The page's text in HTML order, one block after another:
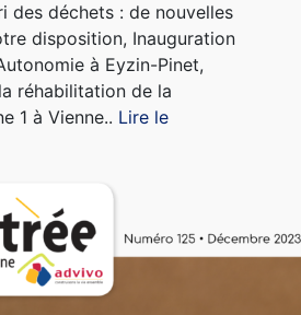
des déchets : de nouvelles
disposition, Inauguration
à Eyzin-Pinet,
réhabilitation de la
1 à Vienne.. Lire le